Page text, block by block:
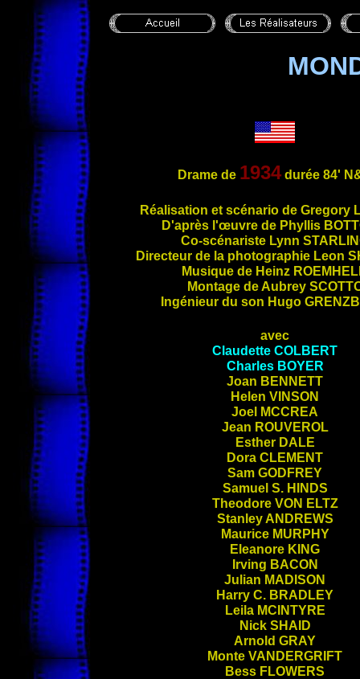
Drame de 1934durée 84'
Réalisation et scénario de Gregory
D'après l'œuvre de Phyllis
Co-scénariste Lynn
Directeur de la photographie Leon
Musique de Heinz
Montage de Aubrey
Ingénieur du son Hugo
avec
Claudette COLBERT
Charles BOYER
Joan BENNETT
Helen VINSON
Joel MCCREA
Jean ROUVEROL
Esther DALE
Dora CLEMENT
Sam GODFREY
Samuel S. HINDS
Theodore VON ELTZ
Stanley ANDREWS
Maurice MURPHY
Eleanore KING
Irving BACON
Julian MADISON
Harry C. BRADLEY
Leila MCINTYRE
Nick SHAID
Arnold GRAY
Monte VANDERGRIFT
Bess FLOWERS